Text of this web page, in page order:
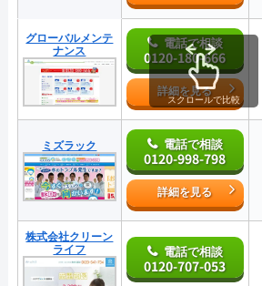
グローバルメンテ
ナンス
電話で相談
0120-180-666
詳細を見る
ミズラック 電話で相談
0120-998-798
詳細を見る
株式会社クリーン
ライフ
電話で相談
0120-707-053
スクロールで比較